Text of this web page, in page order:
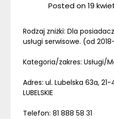
Posted on19
Rodzaj zniżki: Dla
usługi serwisowe. (od
Kategoria/zakres: Usługi/
Adres: ul. Lubelska 63a,
LUBELSKIE
Telefon: 81 888 58 31